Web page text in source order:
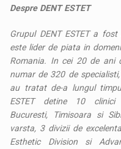
Despre DENT ESTET
Grupul DENT ESTET a
este lider de piata in
Romania. In cei 20 de ani
numar de 320 de
au tratat de-a lungul
ESTET detine 10 clinici
Bucuresti, Timisoara si
varsta, 3 divizii de
Esthetic Division si